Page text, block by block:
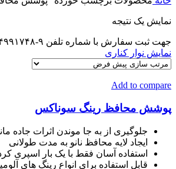
نمایش یک نتیجه
جهت ثبت سفارش با شماره تلفن ۹-۴۴۹۹۱۷۴۸-۰۲۱ تماس بگیرید.
نمایش نوار کناری
Add to compare
پوشش محافظ رینگ سوناکس
جلوگیری از به جا موندن اثرات جاده
ایجاد لایه محافظ نانو به مدت طولانی
استفاده آسان فقط با یک بار اسپری
قابل استفاده برای انواع رینگ های